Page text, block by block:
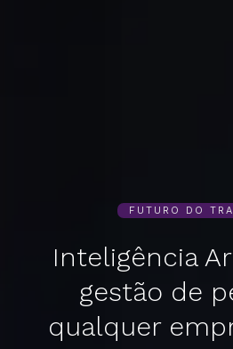
FUTURO DO
Inteligência
gestão de
qualquer